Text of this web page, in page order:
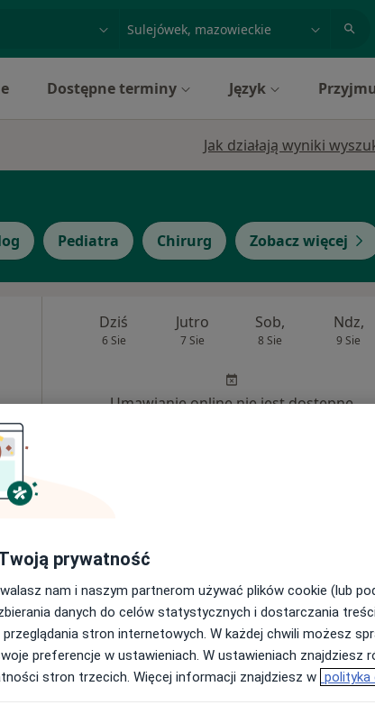
lub nazwiskomiasto lub dzielnica
Dostępne terminy Język
Jak działają wyniki
Pediatra Chirurg Zobacz więcej
zł
Dziś
6 Sie
Jutro
7 Sie
Sob,
8 Sie
Ndz,
9 Sie
Umawianie online nie jest dostępne
Dziś
6 Sie
Jutro
7 Sie
Sob,
8 Sie
Ndz,
9 Sie
prywatność
nam i naszym partnerom używać plików cookie (lub
danych do celów statystycznych i dostarczania
stron internetowych. W każdej chwili możesz
preferencje w ustawieniach. W ustawieniach znajdziesz
stron trzecich. Więcej informacji znajdziesz w polityka